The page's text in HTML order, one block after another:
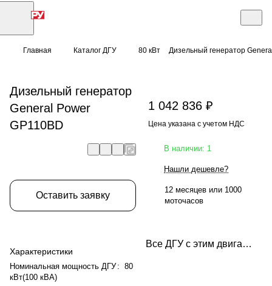
Главная Каталог ДГУ 80 кВт Дизельный генератор
Дизельный генератор
General Power
GP110BD
Оставить заявку
Характеристики
Номинальная мощность ДГУ : 80
кВт(100 кВА)
1 042 836 ₽
Цена указана с учетом НДС
В наличии: 1
Нашли дешевле?
12 месяцев или 1000
моточасов
Все ДГУ с этим двигателем